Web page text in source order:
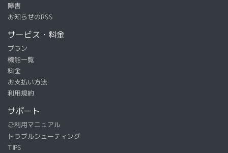
障害
お知らせのRSS
サービス・料金
プラン
機能一覧
料金
お支払い方法
利用規約
サポート
ご利用マニュアル
トラブルシューティング
TIPS